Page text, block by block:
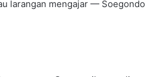
larangan mengajar — Soegondo